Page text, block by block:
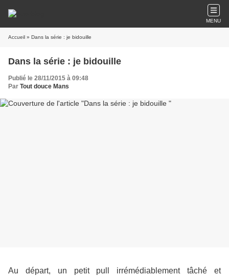
MENU
Accueil » Dans la série : je bidouille
Dans la série : je bidouille
Publié le 28/11/2015 à 09:48
Par Tout douce Mans
Au départ, un petit pull irrémédiablement tâché et